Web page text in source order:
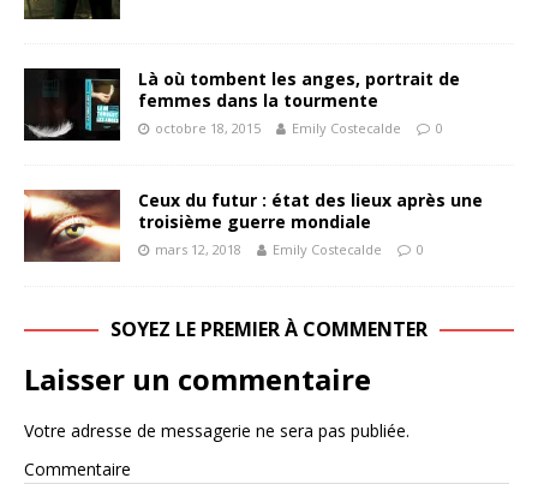
Là où tombent les anges, portrait de
femmes dans la tourmente
octobre 18, 2015 Emily Costecalde 0
Ceux du futur : état des lieux après une
troisième guerre mondiale
mars 12, 2018 Emily Costecalde 0
SOYEZ LE PREMIER À COMMENTER
Laisser un commentaire
Votre adresse de messagerie ne sera pas publiée.
Commentaire